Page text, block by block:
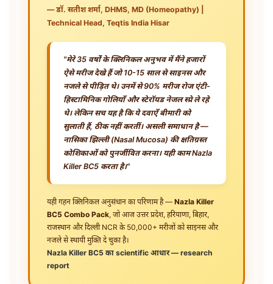
— डॉ. सतीश शर्मा, DHMS, MD (Homeopathy) |
Technical Head, Teqtis India Hisar
"मेरे 35 वर्षों के क्लिनिकल अनुभव में मैंने हजारों
ऐसे मरीज देखे हैं जो 10-15 साल से साइनस और
नजले से पीड़ित थे। उनमें से 90% मरीज रोज एंटी-
हिस्टामिनिक गोलियाँ और स्टेरॉयड नेजल स्प्रे ले रहे
थे। लेकिन सच यह है कि ये दवाएँ बीमारी को
सुलाती हैं, ठीक नहीं करतीं। असली समाधान है —
नासिका झिल्ली (Nasal Mucosa) की क्षतिग्रस्त
कोशिकाओं को पुनर्जीवित करना। यही काम Nazla
Killer BC5 करता है।"
यही गहन क्लिनिकल अनुसंधान का परिणाम है — Nazla Killer
BC5 Combo Pack, जो आज उत्तर प्रदेश, हरियाणा, बिहार,
राजस्थान और दिल्ली NCR के 50,000+ मरीजों को साइनस और
नजले से स्थायी मुक्ति दे चुका है।
Nazla Killer BC5 का scientific आधार — research
report